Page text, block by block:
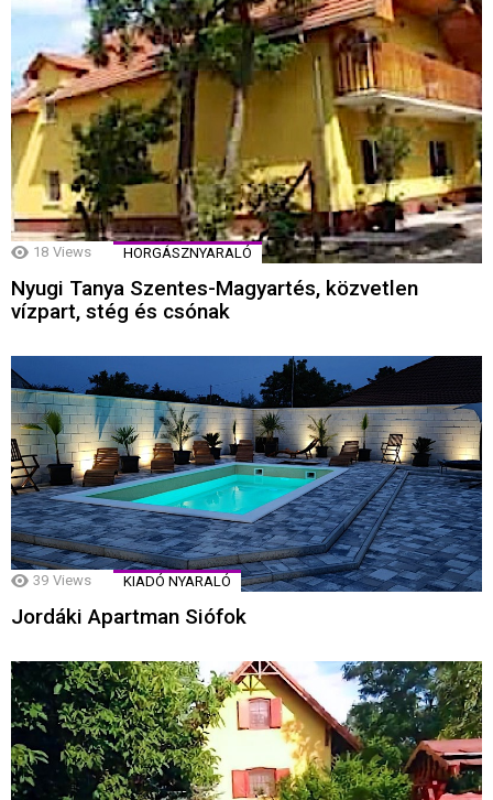
18 Views HORGÁSZNYARALÓ
Nyugi Tanya Szentes-Magyartés, közvetlen
vízpart, stég és csónak
39 Views KIADÓ NYARALÓ
Jordáki Apartman Siófok